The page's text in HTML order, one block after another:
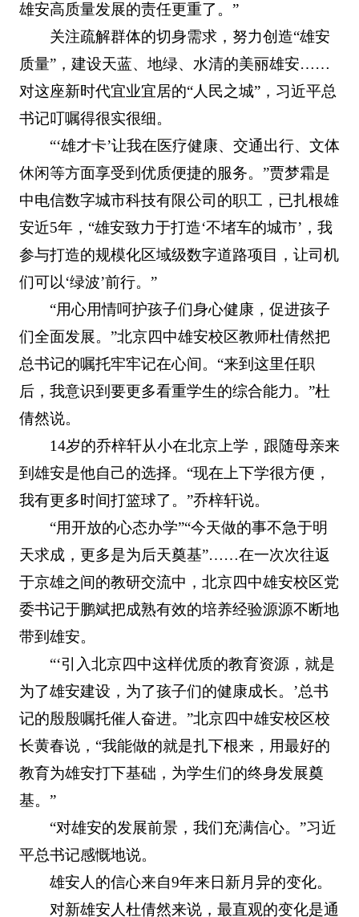
雄安高质量发展的责任更重了。”
关注疏解群体的切身需求，努力创造“雄安
质量”，建设天蓝、地绿、水清的美丽雄安……
对这座新时代宜业宜居的“人民之城”，习近平总
书记叮嘱得很实很细。
“‘雄才卡’让我在医疗健康、交通出行、文体
休闲等方面享受到优质便捷的服务。”贾梦霜是
中电信数字城市科技有限公司的职工，已扎根雄
安近5年，“雄安致力于打造‘不堵车的城市’，我
参与打造的规模化区域级数字道路项目，让司机
们可以‘绿波’前行。”
“用心用情呵护孩子们身心健康，促进孩子
们全面发展。”北京四中雄安校区教师杜倩然把
总书记的嘱托牢牢记在心间。“来到这里任职
后，我意识到要更多看重学生的综合能力。”杜
倩然说。
14岁的乔梓轩从小在北京上学，跟随母亲来
到雄安是他自己的选择。“现在上下学很方便，
我有更多时间打篮球了。”乔梓轩说。
“用开放的心态办学”“今天做的事不急于明
天求成，更多是为后天奠基”……在一次次往返
于京雄之间的教研交流中，北京四中雄安校区党
委书记于鹏斌把成熟有效的培养经验源源不断地
带到雄安。
“‘引入北京四中这样优质的教育资源，就是
为了雄安建设，为了孩子们的健康成长。’总书
记的殷殷嘱托催人奋进。”北京四中雄安校区校
长黄春说，“我能做的就是扎下根来，用最好的
教育为雄安打下基础，为学生们的终身发展奠
基。”
“对雄安的发展前景，我们充满信心。”习近
平总书记感慨地说。
雄安人的信心来自9年来日新月异的变化。
对新雄安人杜倩然来说，最直观的变化是通